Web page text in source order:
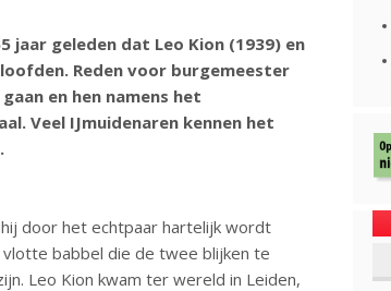
jaar geleden dat Leo Kion (1939) en
Reden voor burgemeester
en hen namens het
Veel IJmuidenaren kennen het
door het echtpaar hartelijk wordt
babbel die de twee blijken te
Leo Kion kwam ter wereld in Leiden,